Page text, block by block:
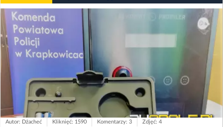
Autor: Dżacheć Kliknięć: 1590 Komentarzy: 3 Zdjęć: 4